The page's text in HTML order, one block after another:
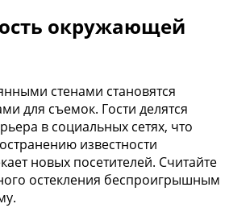
окружающей
стенами становятся
для съемок. Гости делятся
в социальных сетях, что
известности
новых посетителей. Считайте
остекления беспроигрышным